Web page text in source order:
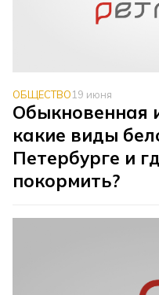
ОБЩЕСТВО19 июня
Обыкновенная
какие виды
Петербурге и
покормить?